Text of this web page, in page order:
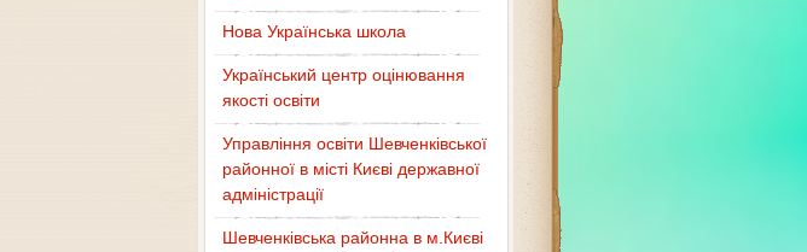
Нова Українська школа
Український центр оцінювання
якості освіти
Управління освіти Шевченківської
районної в місті Києві державної
адміністрації
Шевченківська районна в м.Києві